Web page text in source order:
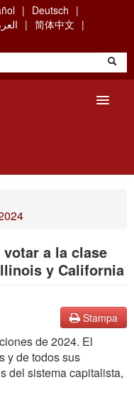
Deutsch
简体中文
votar a la clase
y California
Stampa
de 2024. El
y de todos sus
del sistema capitalista,